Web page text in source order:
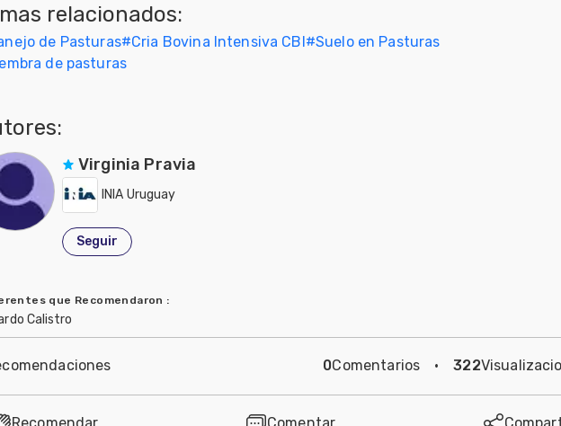
relacionados:
de Pasturas#Cria Bovina Intensiva CBI#Suelo en Pasturas
de pasturas
Virginia Pravia
INIA Uruguay
Seguir
que Recomendaron :
Calistro
0Comentarios · 322